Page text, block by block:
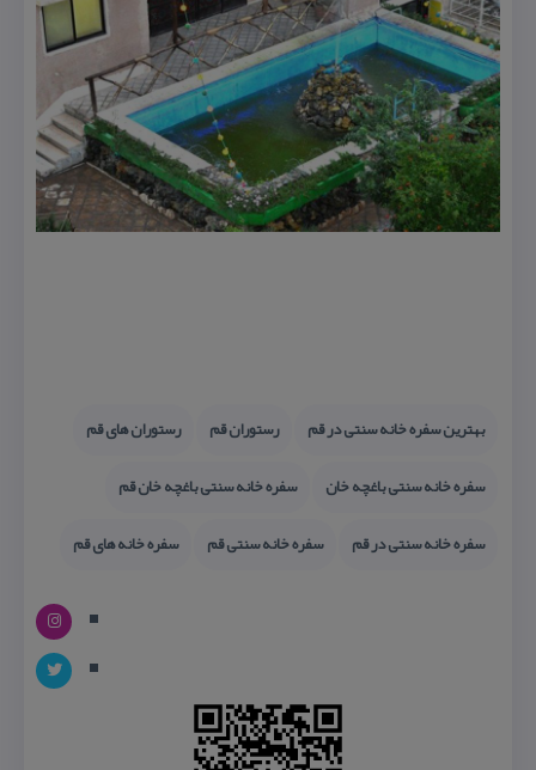
بهترین سفره خانه سنتی در قم رستوران قم
رستوران های قم
سفره خانه سنتی باغچه خان
سفره خانه سنتی باغچه خان قم
سفره خانه سنتی در قم
سفره خانه سنتی قم سفره خانه های قم